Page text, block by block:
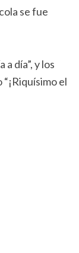
se fue
día”, y los
el